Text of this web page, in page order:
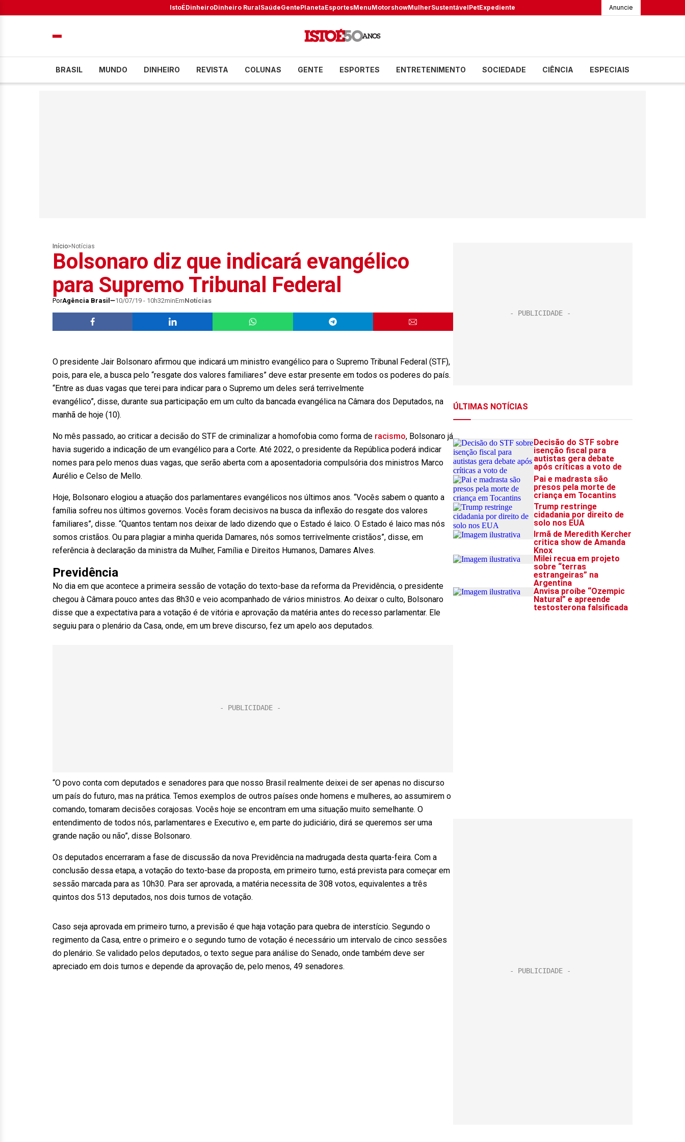
IstoÉDinheiroDinheiro RuralSaúdeGentePlanetaEsportesMenuMotorshowMulherSustentávelPetExpediente Anuncie
BRASIL MUNDO DINHEIRO REVISTA COLUNAS GENTE ESPORTES ENTRETENIMENTO SOCIEDADE CIÊNCIA ESPECIAIS
Início> Notícias
Bolsonaro diz que indicará evangélico
para Supremo Tribunal Federal
PorAgência Brasil 10/07/19 - 10h32minEmNotícias
O presidente Jair Bolsonaro afirmou que indicará um ministro evangélico para o Supremo Tribunal Federal (STF),
pois, para ele, a busca pelo “resgate dos valores familiares” deve estar presente em todos os poderes do país.
“Entre as duas vagas que terei para indicar para o Supremo um deles será terrivelmente
evangélico”, disse, durante sua participação em um culto da bancada evangélica na Câmara dos Deputados, na
manhã de hoje (10).
No mês passado, ao criticar a decisão do STF de criminalizar a homofobia como forma de racismo, Bolsonaro já
havia sugerido a indicação de um evangélico para a Corte. Até 2022, o presidente da República poderá indicar
nomes para pelo menos duas vagas, que serão aberta com a aposentadoria compulsória dos ministros Marco
Aurélio e Celso de Mello.
Hoje, Bolsonaro elogiou a atuação dos parlamentares evangélicos nos últimos anos. “Vocês sabem o quanto a
família sofreu nos últimos governos. Vocês foram decisivos na busca da inflexão do resgate dos valores
familiares”, disse. “Quantos tentam nos deixar de lado dizendo que o Estado é laico. O Estado é laico mas nós
somos cristãos. Ou para plagiar a minha querida Damares, nós somos terrivelmente cristãos”, disse, em
referência à declaração da ministra da Mulher, Família e Direitos Humanos, Damares Alves.
Previdência
No dia em que acontece a primeira sessão de votação do texto-base da reforma da Previdência, o presidente
chegou à Câmara pouco antes das 8h30 e veio acompanhado de vários ministros. Ao deixar o culto, Bolsonaro
disse que a expectativa para a votação é de vitória e aprovação da matéria antes do recesso parlamentar. Ele
seguiu para o plenário da Casa, onde, em um breve discurso, fez um apelo aos deputados.
“O povo conta com deputados e senadores para que nosso Brasil realmente deixei de ser apenas no discurso
um país do futuro, mas na prática. Temos exemplos de outros países onde homens e mulheres, ao assumirem o
comando, tomaram decisões corajosas. Vocês hoje se encontram em uma situação muito semelhante. O
entendimento de todos nós, parlamentares e Executivo e, em parte do judiciário, dirá se queremos ser uma
grande nação ou não”, disse Bolsonaro.
Os deputados encerraram a fase de discussão da nova Previdência na madrugada desta quarta-feira. Com a
conclusão dessa etapa, a votação do texto-base da proposta, em primeiro turno, está prevista para começar em
sessão marcada para as 10h30. Para ser aprovada, a matéria necessita de 308 votos, equivalentes a três
quintos dos 513 deputados, nos dois turnos de votação.
Caso seja aprovada em primeiro turno, a previsão é que haja votação para quebra de interstício. Segundo o
regimento da Casa, entre o primeiro e o segundo turno de votação é necessário um intervalo de cinco sessões
do plenário. Se validado pelos deputados, o texto segue para análise do Senado, onde também deve ser
apreciado em dois turnos e depende da aprovação de, pelo menos, 49 senadores.